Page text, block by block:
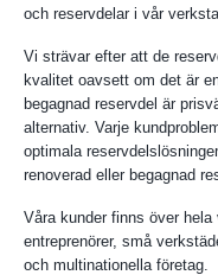
och reservdelar i vår
Vi strävar efter att de
kvalitet oavsett om det är
begagnad reservdel är
alternativ. Varje
optimala
renoverad eller begagnad
Våra kunder finns över
entreprenörer, små
och multinationella företag.